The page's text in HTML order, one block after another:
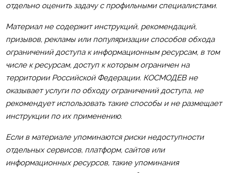
отдельно оценить задачу с профильными специалистами.
Материал не содержит инструкций, рекомендаций,
призывов, рекламы или популяризации способов обхода
ограничений доступа к информационным ресурсам, в том
числе к ресурсам, доступ к которым ограничен на
территории Российской Федерации. КОСМОДЕВ не
оказывает услуги по обходу ограничений доступа, не
рекомендует использовать такие способы и не размещает
инструкции по их применению.
Если в материале упоминаются риски недоступности
отдельных сервисов, платформ, сайтов или
информационных ресурсов, такие упоминания